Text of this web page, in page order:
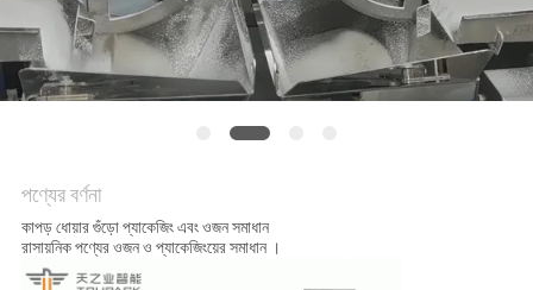
SITEMAP
পণ্যের বর্ণনা
কাপড় ধোয়ার গুঁড়ো প্যাকেজিং এবং ওজন সমাধান
রাসায়নিক পণ্যের ওজন ও প্যাকেজিংয়ের সমাধান ।